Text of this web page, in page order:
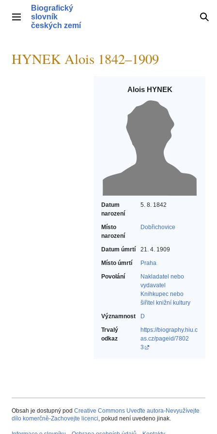
obsahHlavní menu
Biografický
slovník
českých zemí
HYNEK Alois 1842–1909
Alois HYNEK
Datum
narození
5. 8. 1842
Místo
narození
Dobřichovice
Datum úmrtí
21. 4. 1909
Místo úmrtí
Praha
Povolání
Nakladatel nebo
vydavatel‎
Knihkupec nebo
šiřitel knižní kultury‎
Významnost
D
Trvalý
odkaz
https://biography.hiu.c
as.cz/pageid/7802
3
Obsah je dostupný pod Creative Commons Uveďte autora-Nevyužívejte
dílo komerčně-Zachovejte licenci, pokud není uvedeno jinak.